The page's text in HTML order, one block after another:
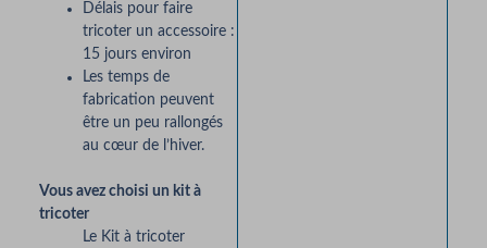
Délais pour faire
tricoter un accessoire :
15 jours environ
Les temps de
fabrication peuvent
être un peu rallongés
au cœur de l’hiver.
Vous avez choisi un kit à
tricoter
Le Kit à tricoter